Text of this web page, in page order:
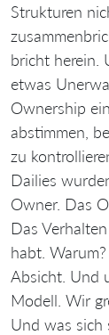
Strukturen
bricht herein.
etwas
Ownership
abstimmen,
zu
Dailies
Owner. Das
Das
habt.
Absicht. Und
Modell. Wir
Und was sich